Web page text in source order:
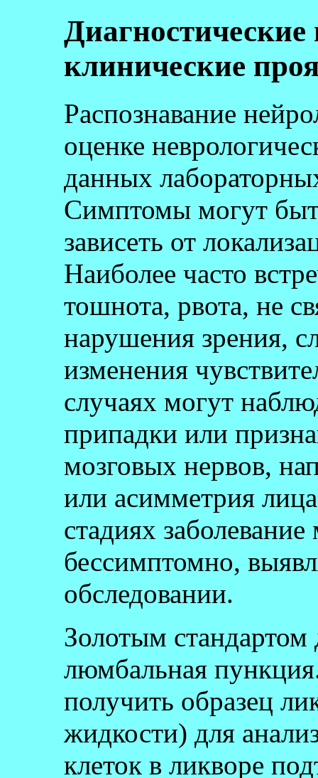
клинические
Распознавание
оценке
данных
Симптомы могут
зависеть от
Наиболее часто
тошнота, рвота, не
нарушения зрения,
изменения
случаях могут
припадки или
мозговых нервов,
или асимметрия
стадиях
бессимптомно,
обследовании.
Золотым стандартом
люмбальная
получить образец
жидкости) для
клеток в ликворе